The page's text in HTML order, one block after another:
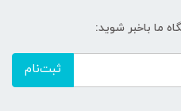
ما باخبر شوید:
ثبت‌نام